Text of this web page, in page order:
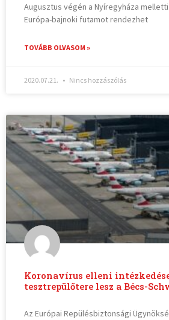
Augusztus végén a Nyíregyháza
Európa-bajnoki futamot rendezhet
TOVÁBB OLVASOM »
2020.07.21. Nincs hozzászólás
Koronavírus elleni
tesztrepülőtere lesz a Bécs-
Az Európai Repülésbiztonsági